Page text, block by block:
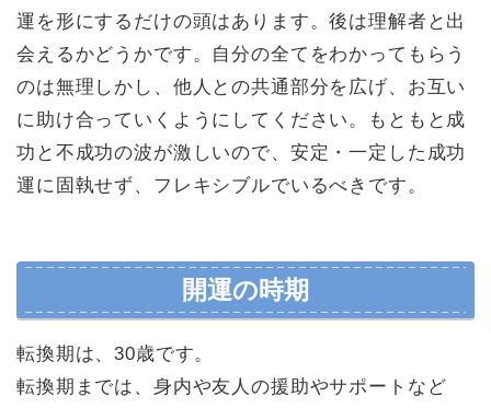
運を形にするだけの頭はあります。後は理解者と出
会えるかどうかです。自分の全てをわかってもらう
のは無理しかし、他人との共通部分を広げ、お互い
に助け合っていくようにしてください。もともと成
功と不成功の波が激しいので、安定・一定した成功
運に固執せず、フレキシブルでいるべきです。
開運の時期
転換期は、30歳です。
転換期までは、身内や友人の援助やサポートなど